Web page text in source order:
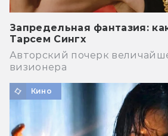
Запредельная фантазия:
Тарсем Сингх
Авторский почерк
визионера
Кино